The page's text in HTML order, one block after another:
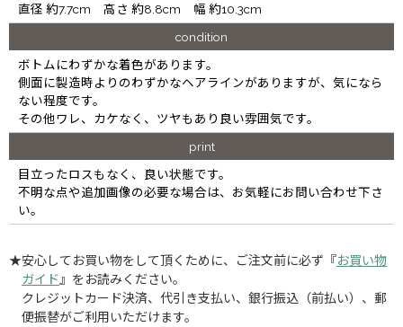
直径 約7.7cm 高さ 約8.8cm 幅 約10.3cm
condition
ボトムにわずかな着色があります。
側面に製造時よりのわずかなヘアラインがありますが、気になら
ない程度です。
その他ワレ、カケなく、ツヤもあり良い雰囲気です。
print
目立ったロスもなく、良い状態です。
不明な点や追加画像の必要な場合は、お気軽にお問い合わせ下さ
い。
★安心してお買い物をして頂くために、ご注文前に必ず『お買い物
ガイド 』をお読みください。
クレジットカード決済、代引き支払い、銀行振込（前払い）、郵
便振替がご利用いただけます。